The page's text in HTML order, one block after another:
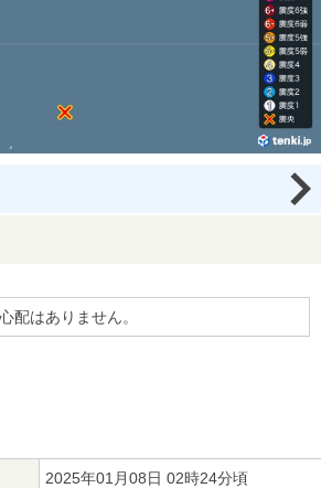
配はありません。
2025年01月08日 02時24分頃